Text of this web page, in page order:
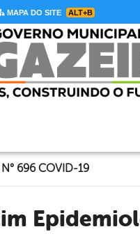
MAPA DO SITE ALT+B
696 COVID-19